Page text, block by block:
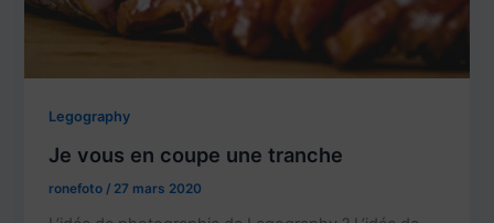
Legography
Je vous en coupe une tranche
ronefoto / 27 mars 2020